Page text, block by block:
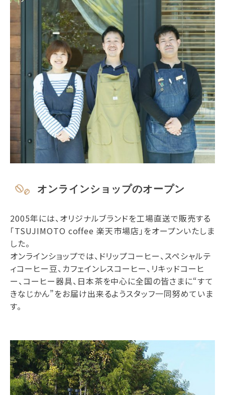
オンラインショップのオープン
2005年には、オリジナルブランドを工場直送で販売する
「TSUJIMOTO coffee 楽天市場店」をオープンいたしま
した。
オンラインショップでは、ドリップコーヒー、スペシャルテ
ィコーヒー豆、カフェインレスコーヒー、リキッドコーヒ
ー、コーヒー器具、日本茶を中心に全国の皆さまに“すて
きなじかん”をお届け出来るようスタッフ一同努めていま
す。